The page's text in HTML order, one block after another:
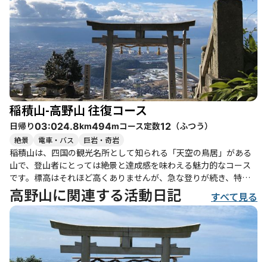
居」⛩️があり、ここでの景色は特に感動的です。登山者たちは、
ここでの写真撮影を楽しんだり、ブランコで遊んだりと、楽しい
ひとときを過ごしています。登山の後は、近くの美味しい讃岐う
どんを楽しむこともでき、グルメな楽しみも待っています。 ただ
し、注意が必要な箇所もあります。特に急な下りや階段があるた
め、しっかりとした準備が求められます。また、季節によっては
黄砂や天候の影響を受けることもあるため、事前の確認が大切で
す。 このコースは、友人や家族と一緒に楽しむのに最適で、特に
女子旅やグループ登山におすすめです。賑やかな雰囲気の中で、
自然を満喫しながら、心温まる思い出を作ることができるでしょ
う。
稲積山-高野山 往復コース
日帰り03:024.8km494mコース定数12 （ふつう）
絶景 電車・バス 巨岩・奇岩
稲積山は、四国の観光名所として知られる「天空の鳥居」がある
山で、登山者にとっては絶景と達成感を味わえる魅力的なコース
です。標高はそれほど高くありませんが、急な登りが続き、特に
最後の階段は息を切らすほどの急勾配です。登山靴を履いて挑む
ことをおすすめしますが、スニーカーでも登れるため、初心者や
家族連れでも楽しむことができます。 登山道は舗装された部分か
ら始まり、徐々に未舗装のトレイルへと変わります。途中には美
しい景色を楽しめるポイントがいくつかあり、特に「天空の鳥
居」に到達した瞬間は、振り返ると素晴らしい眺望が広がりま
高野山に関連する活動日記 すべて見る